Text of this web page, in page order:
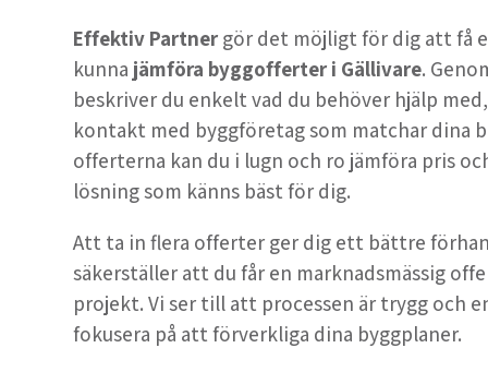
Effektiv Partner gör det möjligt för dig att få
kunna jämföra byggofferter i Gällivare.
beskriver du enkelt vad du behöver hjälp
kontakt med byggföretag som matchar dina
offerterna kan du i lugn och ro jämföra pris
lösning som känns bäst för dig.
Att ta in flera offerter ger dig ett bättre
säkerställer att du får en marknadsmässig
projekt. Vi ser till att processen är trygg och
fokusera på att förverkliga dina byggplaner.